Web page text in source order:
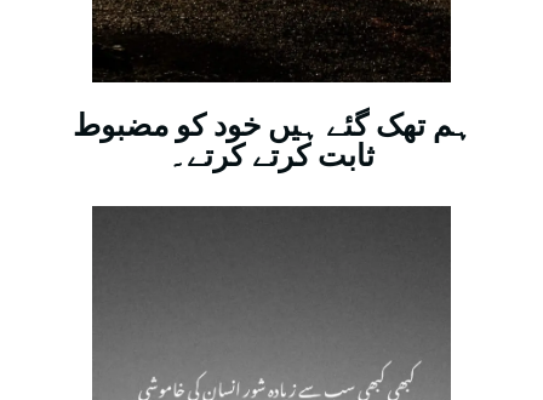
ہم تھک گئے ہیں خود کو مضبوط
ثابت کرتے کرتے۔